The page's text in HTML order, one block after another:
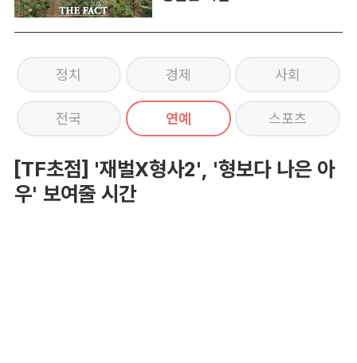
정치 경제 사회
전국 연예 스포츠
[TF초점] '재벌X형사2', '형보다 나은 아
우' 보여줄 시간